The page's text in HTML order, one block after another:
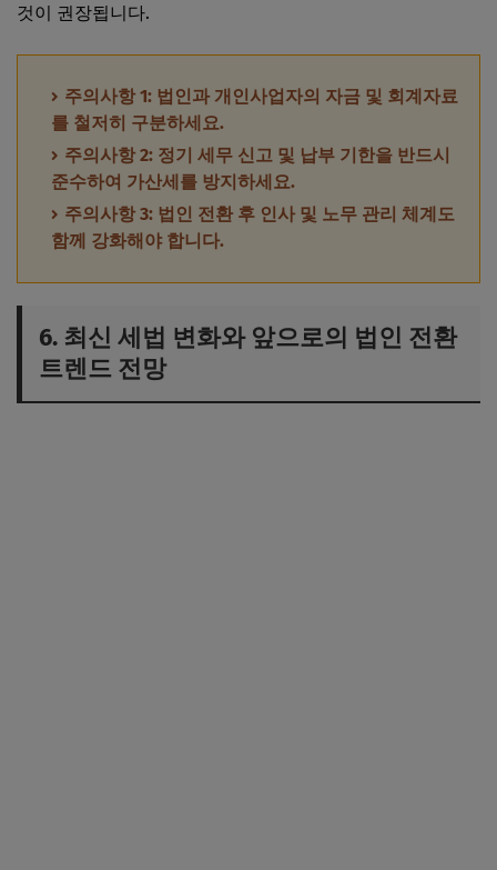
것이 권장됩니다.
주의사항 1: 법인과 개인사업자의 자금 및 회계자료
를 철저히 구분하세요.
주의사항 2: 정기 세무 신고 및 납부 기한을 반드시
준수하여 가산세를 방지하세요.
주의사항 3: 법인 전환 후 인사 및 노무 관리 체계도
함께 강화해야 합니다.
6. 최신 세법 변화와 앞으로의 법인 전환
트렌드 전망